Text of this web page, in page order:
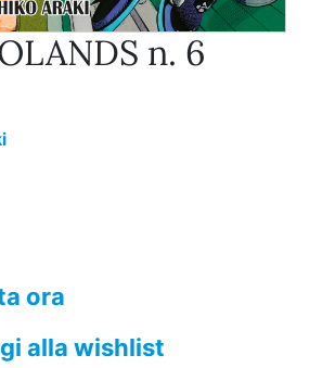
n. 6
ora
alla wishlist